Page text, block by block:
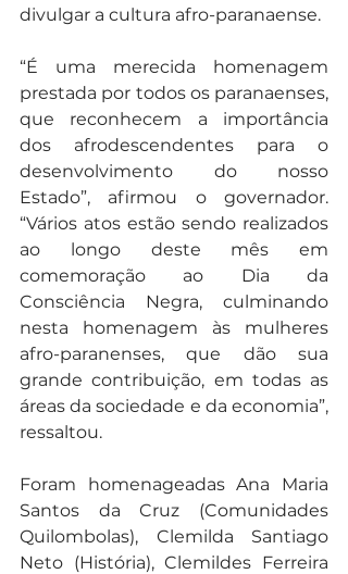
divulgar a cultura afro-paranaense.
“É uma merecida homenagem
prestada por todos os paranaenses,
que reconhecem a importância
dos afrodescendentes para o
desenvolvimento do nosso
Estado”, afirmou o governador.
“Vários atos estão sendo realizados
ao longo deste mês em
comemoração ao Dia da
Consciência Negra, culminando
nesta homenagem às mulheres
afro-paranenses, que dão sua
grande contribuição, em todas as
áreas da sociedade e da economia”,
ressaltou.
Foram homenageadas Ana Maria
Santos da Cruz (Comunidades
Quilombolas), Clemilda Santiago
Neto (História), Clemildes Ferreira